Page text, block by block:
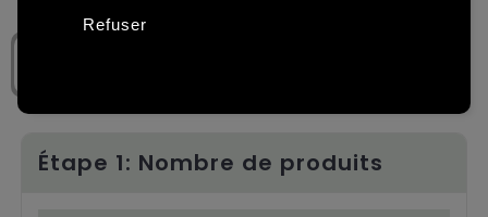
Sacs de plage
Tassen voor sport
Étape 1: Nombre de produits
Refuser